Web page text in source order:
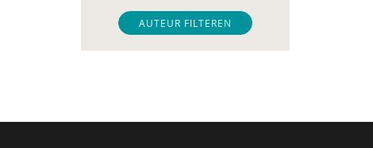
Sonja
Tim 'S Jongers
Mariët an Rossum
AUTEUR FILTEREN